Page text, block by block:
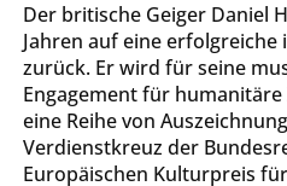
Der britische Geiger Daniel
Jahren auf eine
zurück. Er wird für seine
Engagement für
eine Reihe von
Verdienstkreuz der
Europäischen Kulturpreis